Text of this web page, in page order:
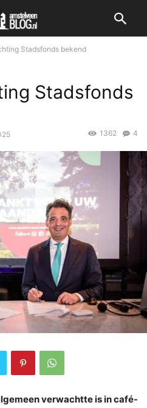
Stadsfonds bekend
Stadsfonds
4
1362
verwachtte is in café-